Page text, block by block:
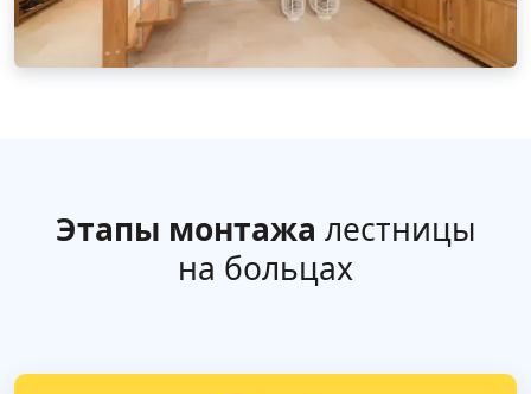
Этапы монтажа лестницы
на больцах